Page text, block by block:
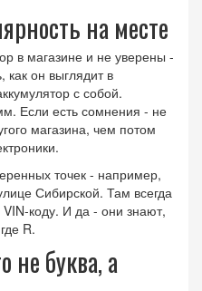
на месте
в магазине и не уверены -
как он выглядит в
с собой.
Если есть сомнения - не
магазина, чем потом
точек - например,
Сибирской. Там всегда
коду. И да - они знают,
R.
не буква, а